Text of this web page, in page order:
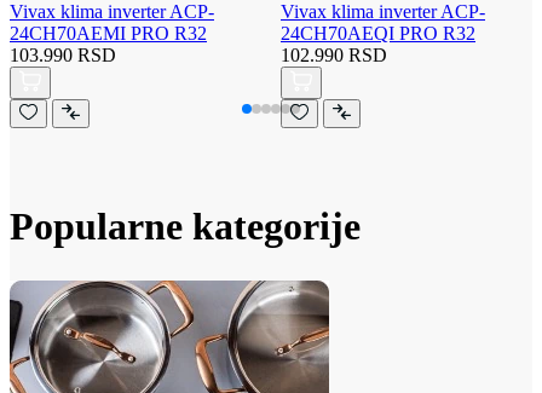
Vivax klima inverter ACP-
24CH70AEMI PRO R32
103.990 RSD
Vivax klima inverter ACP-
24CH70AEQI PRO R32
102.990 RSD
Popularne kategorije